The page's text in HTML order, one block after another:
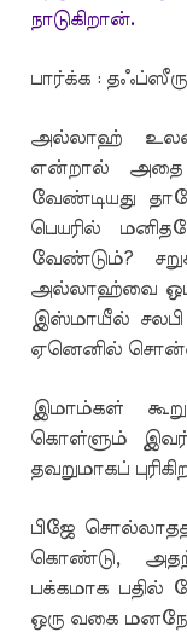
நாடுகிறான்.
பார்க்க :
அல்லாஹ்
என்றால் அதை
வேண்டியது
பெயரில்
வேண்டும்?
அல்லாஹ்வை
இஸ்மாயீல் சலபி
ஏனெனில்
இமாம்கள்
கொள்ளும் இவர்
தவறுமாகப்
பிஜே
கொண்டு,
பக்கமாக பதில்
ஒரு வகை